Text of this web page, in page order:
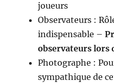
joueurs
Observateurs :
indispensable –
observateurs lors
Photographe :
sympathique de